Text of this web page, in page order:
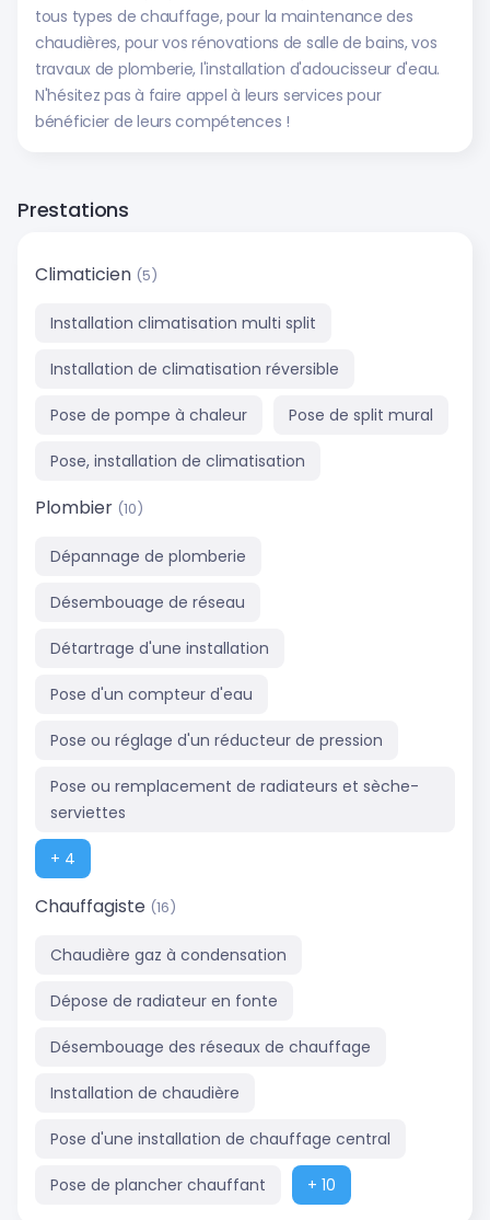
tous types de chauffage, pour la maintenance des
chaudières, pour vos rénovations de salle de bains, vos
travaux de plomberie, l'installation d'adoucisseur d'eau.
N'hésitez pas à faire appel à leurs services pour
bénéficier de leurs compétences !
Prestations
Climaticien (5)
Installation climatisation multi split
Installation de climatisation réversible
Pose de pompe à chaleur Pose de split mural
Pose, installation de climatisation
Plombier (10)
Dépannage de plomberie
Désembouage de réseau
Détartrage d'une installation
Pose d'un compteur d'eau
Pose ou réglage d'un réducteur de pression
Pose ou remplacement de radiateurs et sèche-
serviettes
+ 4
Chauffagiste (16)
Chaudière gaz à condensation
Dépose de radiateur en fonte
Désembouage des réseaux de chauffage
Installation de chaudière
Pose d'une installation de chauffage central
Pose de plancher chauffant + 10